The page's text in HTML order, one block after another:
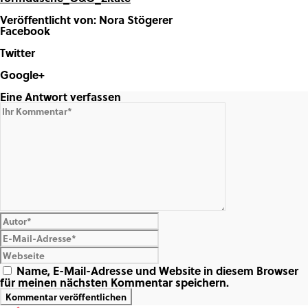
Veröffentlicht von: Nora Stögerer
Facebook
Twitter
Google+
Share on Google+
Eine Antwort verfassen
Name, E-Mail-Adresse und Website in diesem Browser
für meinen nächsten Kommentar speichern.